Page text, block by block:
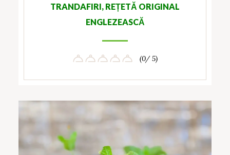
TRANDAFIRI, REȚETĂ ORIGINAL
ENGLEZEASCĂ
(0/ 5)